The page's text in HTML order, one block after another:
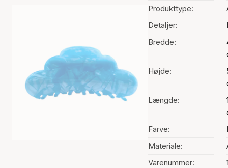
Produkttype:
Detaljer:
Bredde:
Højde:
Længde:
Farve:
Materiale:
Varenummer: